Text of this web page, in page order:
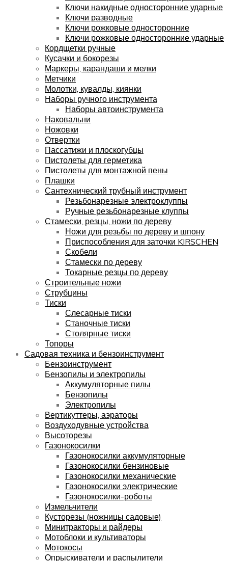
Ключи накидные односторонние ударные
Ключи разводные
Ключи рожковые односторонние
Ключи рожковые односторонние ударные
Кордщетки ручные
Кусачки и бокорезы
Маркеры, карандаши и мелки
Метчики
Молотки, кувалды, киянки
Наборы ручного инструмента
Наборы автоинструмента
Наковальни
Ножовки
Отвертки
Пассатижи и плоскогубцы
Пистолеты для герметика
Пистолеты для монтажной пены
Плашки
Сантехнический трубный инструмент
Резьбонарезные электроклуппы
Ручные резьбонарезные клуппы
Стамески, резцы, ножи по дереву
Ножи для резьбы по дереву и шпону
Приспособления для заточки KIRSCHEN
Скобели
Стамески по дереву
Токарные резцы по дереву
Строительные ножи
Струбцины
Тиски
Слесарные тиски
Станочные тиски
Столярные тиски
Топоры
Садовая техника и бензоинструмент
Бензоинструмент
Бензопилы и электропилы
Аккумуляторные пилы
Бензопилы
Электропилы
Вертикуттеры, аэраторы
Воздуходувные устройства
Высоторезы
Газонокосилки
Газонокосилки аккумуляторные
Газонокосилки бензиновые
Газонокосилки механические
Газонокосилки электрические
Газонокосилки-роботы
Измельчители
Кусторезы (ножницы садовые)
Минитракторы и райдеры
Мотоблоки и культиваторы
Мотокосы
Опрыскиватели и распылители